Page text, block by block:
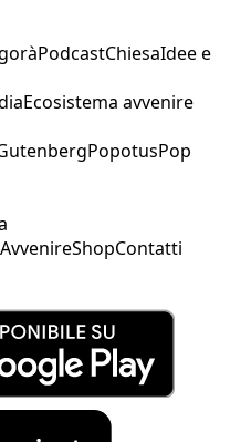
PodcastChiesaIdee e
Ecosistema avvenire
PopotusPop
ShopContatti